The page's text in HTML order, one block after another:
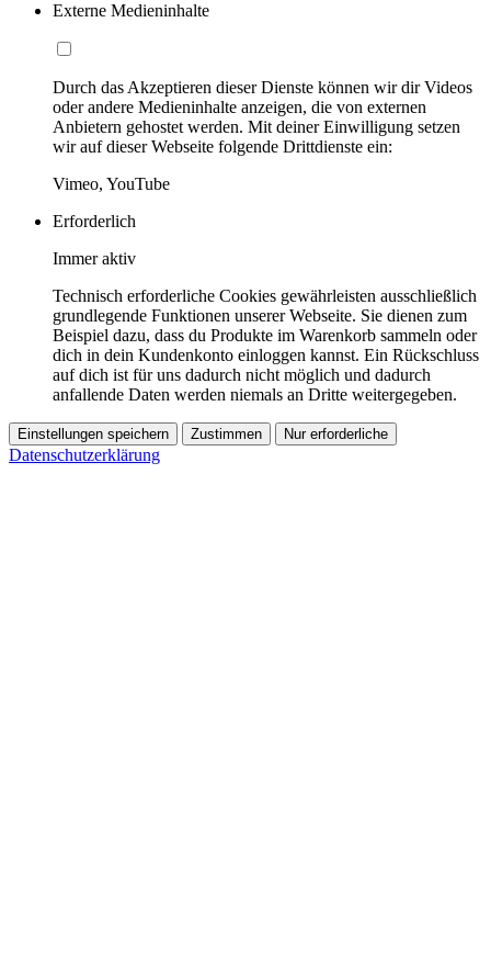
Externe Medieninhalte
Durch das Akzeptieren dieser Dienste können wir dir Videos
oder andere Medieninhalte anzeigen, die von externen
Anbietern gehostet werden. Mit deiner Einwilligung setzen
wir auf dieser Webseite folgende Drittdienste ein:
Vimeo, YouTube
Erforderlich
Immer aktiv
Technisch erforderliche Cookies gewährleisten ausschließlich
grundlegende Funktionen unserer Webseite. Sie dienen zum
Beispiel dazu, dass du Produkte im Warenkorb sammeln oder
dich in dein Kundenkonto einloggen kannst. Ein Rückschluss
auf dich ist für uns dadurch nicht möglich und dadurch
anfallende Daten werden niemals an Dritte weitergegeben.
Einstellungen speichern Zustimmen Nur erforderliche
Datenschutzerklärung